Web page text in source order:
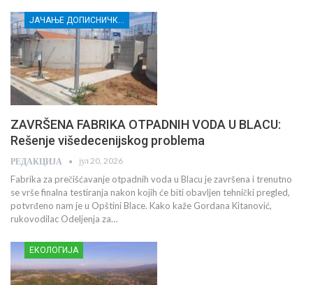
ЈАЧАЊЕ ДОПИСНИЧКЕ МРЕЖЕ НЕЗАВИСНИХ МЕДИЈА У РАСИНСКОМ ОКРУГУ
ZAVRŠENA FABRIKA OTPADNIH VODA U BLACU:
Rešenje višedecenijskog problema
РЕДАКЦИЈА јул 20, 2026
Fabrika za prečišćavanje otpadnih voda u Blacu je završena i trenutno
se vrše finalna testiranja nakon kojih će biti obavljen tehnički pregled,
potvrđeno nam je u Opštini Blace. Kako kaže Gordana Kitanović,
rukovodilac Odeljenja za…
ЕКОЛОГИЈА